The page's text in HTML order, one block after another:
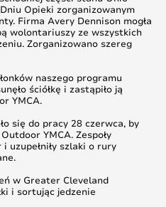
Opieki zorganizowanym
Firma Avery Dennison mogła
wolontariuszy ze wszystkich
Zorganizowano szereg
naszego programu
ściółkę i zastąpiło ją
YMCA.
się do pracy 28 czerwca, by
YMCA. Zespoły
uzupełniły szlaki o rury
w Greater Cleveland
i sortując jedzenie